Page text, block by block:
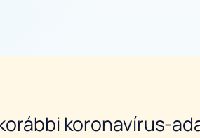
koronavírus-